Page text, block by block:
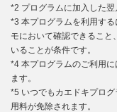
*2 プログラムに加入した翌
*3 本プログラムを利用す
モにおいて確認できるこ
いることが条件です。
*4 本プログラムのご利用
ます。
*5 いつでもカエドキプロ
用料が免除されます。